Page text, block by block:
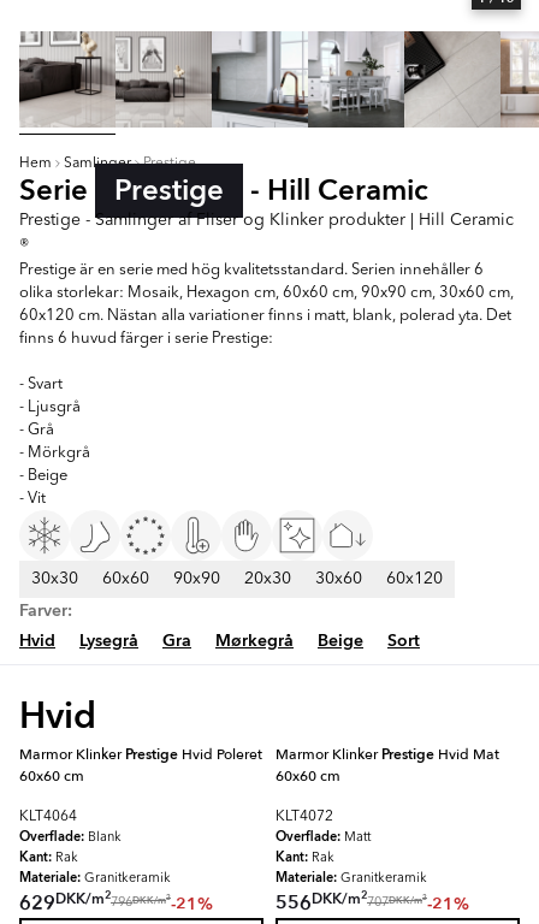
Hem Samlinger Prestige
Serie Prestige - Hill Ceramic
Prestige - Samlinger af Fliser og Klinker produkter | Hill Ceramic
®
Prestige är en serie med hög kvalitetsstandard. Serien innehåller 6
olika storlekar: Mosaik, Hexagon cm, 60x60 cm, 90x90 cm, 30x60 cm,
60x120 cm. Nästan alla variationer finns i matt, blank, polerad yta. Det
finns 6 huvud färger i serie Prestige:
- Svart
- Ljusgrå
- Grå
- Mörkgrå
- Beige
- Vit
30x30 60x60 90x90 20x30 30x60 60x120
Farver:
Hvid
Lysegrå Gra Mørkegrå Beige Sort
Hvid
Marmor KlinkerPrestige Hvid Poleret
60x60 cm
KLT4064
Overflade: Blank
Kant: Rak
Materiale: Granitkeramik
629DKK/m2
796DKK/m2-21%
Marmor KlinkerPrestige Hvid Mat
60x60 cm
KLT4072
Overflade: Matt
Kant: Rak
Materiale: Granitkeramik
556DKK/m2
707DKK/m2-21%